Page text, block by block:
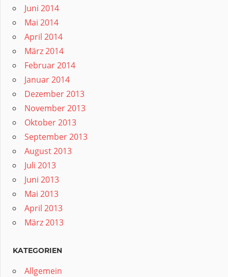
Juni 2014
Mai 2014
April 2014
März 2014
Februar 2014
Januar 2014
Dezember 2013
November 2013
Oktober 2013
September 2013
August 2013
Juli 2013
Juni 2013
Mai 2013
April 2013
März 2013
KATEGORIEN
Allgemein